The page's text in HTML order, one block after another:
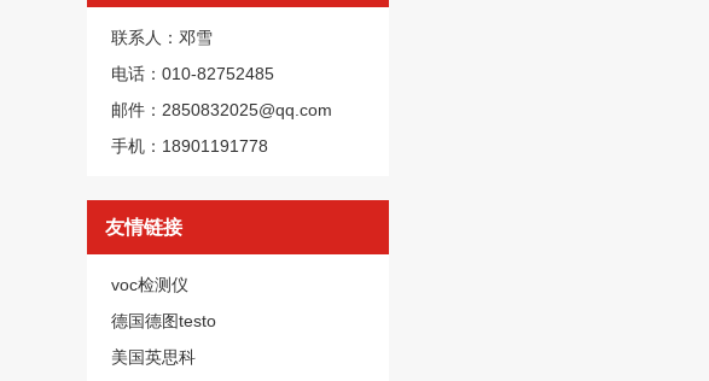
联系人：邓雪
电话：010-82752485
邮件：2850832025@qq.com
手机：18901191778
友情链接
voc检测仪
德国德图testo
美国英思科